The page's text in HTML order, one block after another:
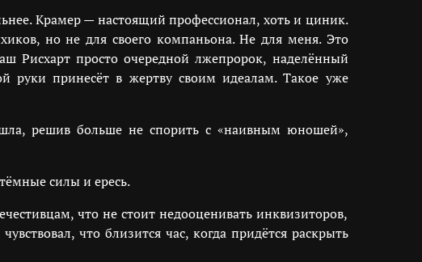
Крамер — настоящий профессионал, хоть и циник.
но не для своего компаньона. Не для меня. Это
Рисхарт просто очередной лжепророк, наделённый
руки принесёт в жертву своим идеалам. Такое уже
решив больше не спорить с «наивным юношей»,
силы и ересь.
что не стоит недооценивать инквизиторов,
что близится час, когда придётся раскрыть